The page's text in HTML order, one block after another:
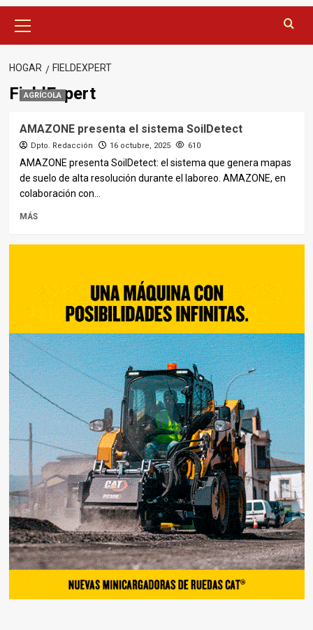
principal
HOGAR FIELDEXPERT
FieldExpert
AGRÍCOLA
AMAZONE presenta el sistema SoilDetect
Dpto. Redacción 16 octubre, 2025 610
AMAZONE presenta SoilDetect: el sistema que genera mapas
de suelo de alta resolución durante el laboreo. AMAZONE, en
colaboración con...
MÁS